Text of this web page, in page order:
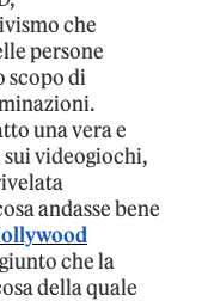
che
persone
scopo di
una vera e
videogiochi,
andasse bene
che la
della quale